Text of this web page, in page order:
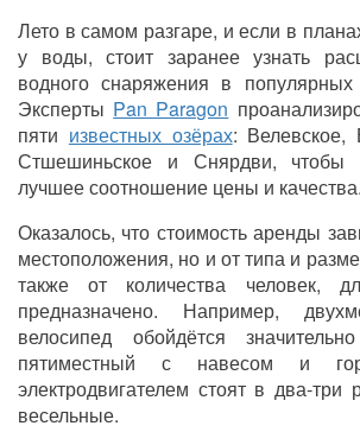
Лето в самом разгаре, и если в
у воды, стоит заранее узнать
водного снаряжения в
Эксперты Pan Paragon
пяти известных озёрах:
Стшешиньское и Снярдви, чтобы
лучшее соотношение цены и качества.
Оказалось, что стоимость аренды
местоположения, но и от типа и
также от количества человек,
предназначено. Например,
велосипед обойдётся
пятиместный с навесом и
электродвигателем стоят в два-
весельные.